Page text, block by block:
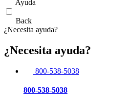
Ayuda
Back
¿Necesita ayuda?
¿Necesita ayuda?
800-538-5038
800-538-5038